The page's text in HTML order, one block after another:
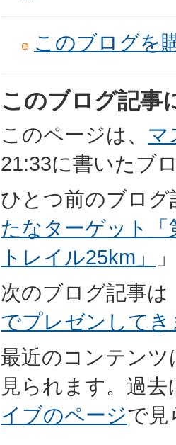
このブログを
このブログ記事
このページは、 マ
21:33に書いたブ
ひとつ前のブログ
たなターゲット
トレイル25km」
次のブログ記事は
でプレゼンして
最近のコンテンツ
見られます。過
イブのページで見